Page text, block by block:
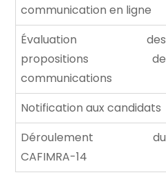
communication en ligne
Évaluation des
propositions de
communications
Notification aux candidats
Déroulement du
CAFIMRA-14